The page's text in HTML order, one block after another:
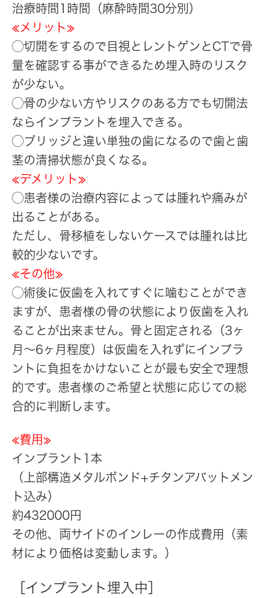
治療時間1時間（麻酔時間30分別）
≪メリット≫
◯切開をするので目視とレントゲンとCTで骨
量を確認する事ができるため埋入時のリスク
が少ない。
◯骨の少ない方やリスクのある方でも切開法
ならインプラントを埋入できる。
◯ブリッジと違い単独の歯になるので歯と歯
茎の清掃状態が良くなる。
≪デメリット≫
◯患者様の治療内容によっては腫れや痛みが
出ることがある。
ただし、骨移植をしないケースでは腫れは比
較的少ないです。
≪その他≫
◯術後に仮歯を入れてすぐに噛むことができ
ますが、患者様の骨の状態により仮歯を入れ
ることが出来ません。骨と固定される（3ヶ
月〜6ヶ月程度）は仮歯を入れずにインプラ
ントに負担をかけないことが最も安全で理想
的です。患者様のご希望と状態に応じての総
合的に判断します。
≪費用≫
インプラント1本
（上部構造メタルボンド+チタンアバットメン
ト込み）
約432000円
その他、両サイドのインレーの作成費用（素
材により価格は変動します。）
［インプラント埋入中］